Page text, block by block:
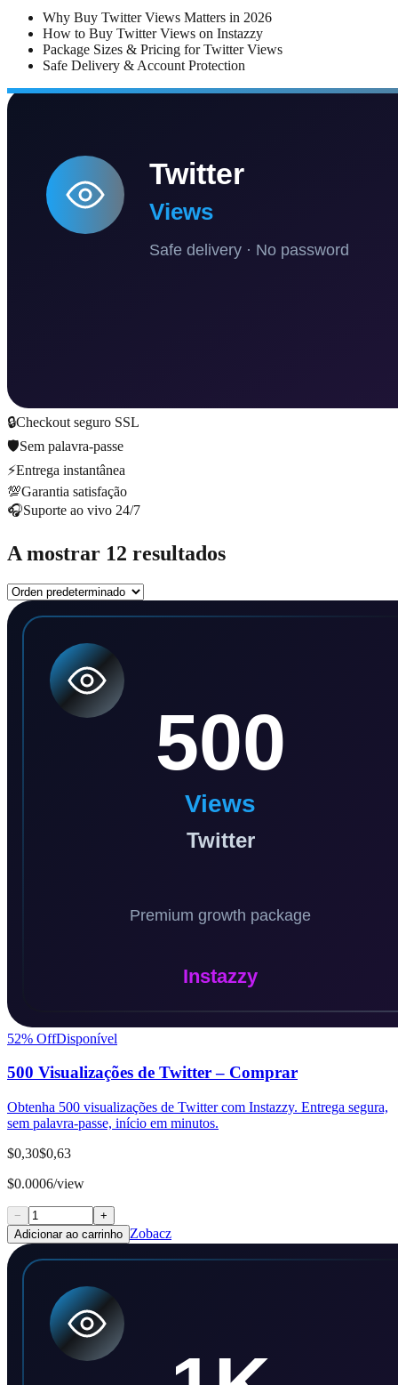
Why Buy Twitter Views Matters in 2026
How to Buy Twitter Views on Instazzy
Package Sizes & Pricing for Twitter Views
Safe Delivery & Account Protection
🔒Checkout seguro SSL
🛡️Sem palavra-passe
⚡Entrega instantânea
💯Garantia satisfação
🎧Suporte ao vivo 24/7
A mostrar 12 resultados
52% OffDisponível
500 Visualizações de Twitter – Comprar
Obtenha 500 visualizações de Twitter com Instazzy. Entrega segura,
sem palavra-passe, início em minutos.
$0,30$0,63
$0.0006/view
−
+
Adicionar ao carrinho Zobacz